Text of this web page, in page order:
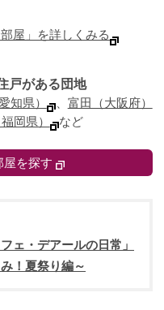
屋」を詳しくみる
戸がある団地
知県） 、 富田（大阪府）
岡県） など
屋を探す
ェ・デアールの日常」
！夏祭り編～